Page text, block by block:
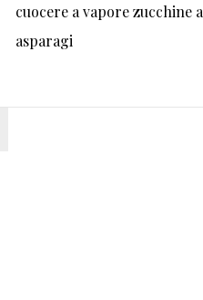
cuocere a vapore zucchine a
asparagi